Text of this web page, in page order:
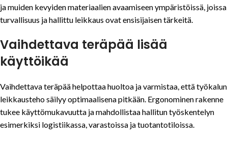
ja muiden kevyiden materiaalien avaamiseen ympäristöissä, joissa
turvallisuus ja hallittu leikkaus ovat ensisijaisen tärkeitä.
Vaihdettava teräpää lisää
käyttöikää
Vaihdettava teräpää helpottaa huoltoa ja varmistaa, että työkalun
leikkausteho säilyy optimaalisena pitkään. Ergonominen rakenne
tukee käyttömukavuutta ja mahdollistaa hallitun työskentelyn
esimerkiksi logistiikassa, varastoissa ja tuotantotiloissa.